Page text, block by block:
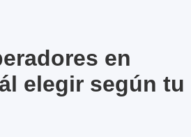
en
elegir según tu